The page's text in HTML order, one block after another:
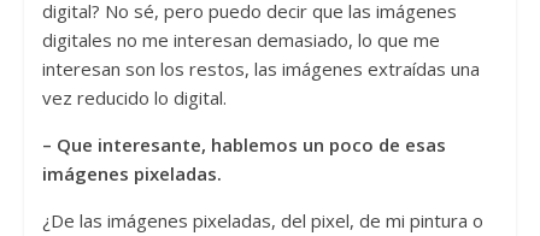
digital? No sé, pero puedo decir que las imágenes
digitales no me interesan demasiado, lo que me
interesan son los restos, las imágenes extraídas una
vez reducido lo digital.
– Que interesante, hablemos un poco de esas
imágenes pixeladas.
¿De las imágenes pixeladas, del pixel, de mi pintura o